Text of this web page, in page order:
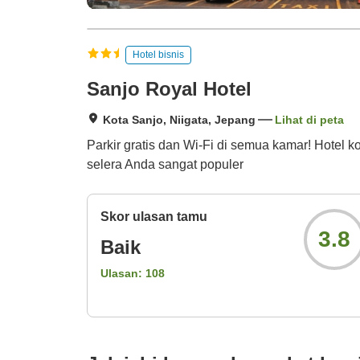
Hotel bisnis
Sanjo Royal Hotel
Kota Sanjo, Niigata, Jepang Lihat di peta
Parkir gratis dan Wi-Fi di semua kamar! Hotel
selera Anda sangat populer
Skor ulasan tamu
Baik
Ulasan: 108
3.8